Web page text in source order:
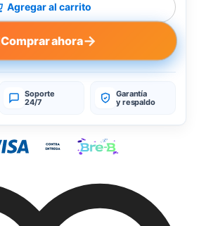
Agregar al carrito
Comprar ahora→
Soporte
24/7
Garantía
y respaldo